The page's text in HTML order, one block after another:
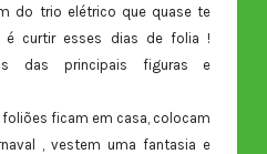
do trio elétrico que quase te
é curtir esses dias de folia !
das principais figuras e
foliões ficam em casa, colocam
, vestem uma fantasia e